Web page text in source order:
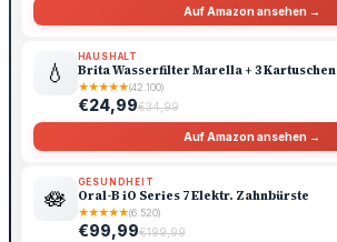
Auf Amazon ansehen →
💧
HAUSHALT
Brita Wasserfilter Marella + 3 Kartuschen
★★★★★(42.100)
€24,99€34,99
Auf Amazon ansehen →
🪷
GESUNDHEIT
Oral-B iO Series 7 Elektr. Zahnbürste
★★★★★(6.520)
€99,99€199,99